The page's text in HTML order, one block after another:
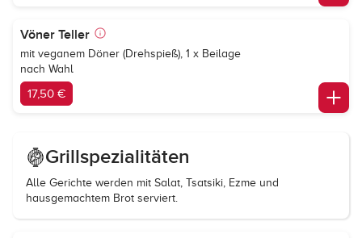
Vöner Teller
mit veganem Döner (Drehspieß), 1 x Beilage
nach Wahl
17,50 €
Grillspezialitäten
Alle Gerichte werden mit Salat, Tsatsiki, Ezme und
hausgemachtem Brot serviert.